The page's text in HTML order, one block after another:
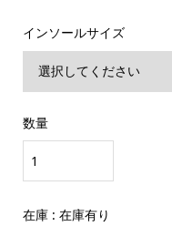
インソールサイズ
数量
在庫 : 在庫有り